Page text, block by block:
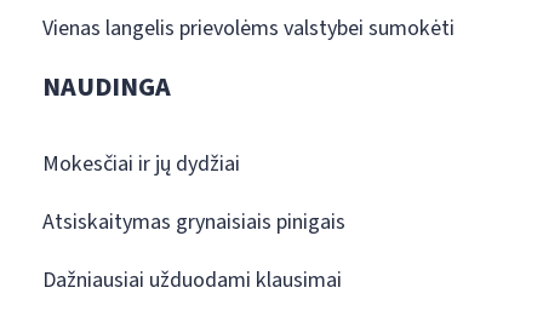
Vienas langelis prievolėms valstybei sumokėti
NAUDINGA
Mokesčiai ir jų dydžiai
Atsiskaitymas grynaisiais pinigais
Dažniausiai užduodami klausimai